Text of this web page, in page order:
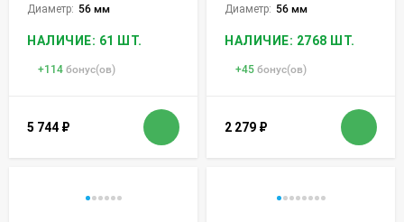
Диаметр: 56 мм
НАЛИЧИЕ: 61 ШТ.
+114 бонус(ов)
5 744 ₽
Диаметр: 56 мм
НАЛИЧИЕ: 2768 ШТ.
+45 бонус(ов)
2 279 ₽